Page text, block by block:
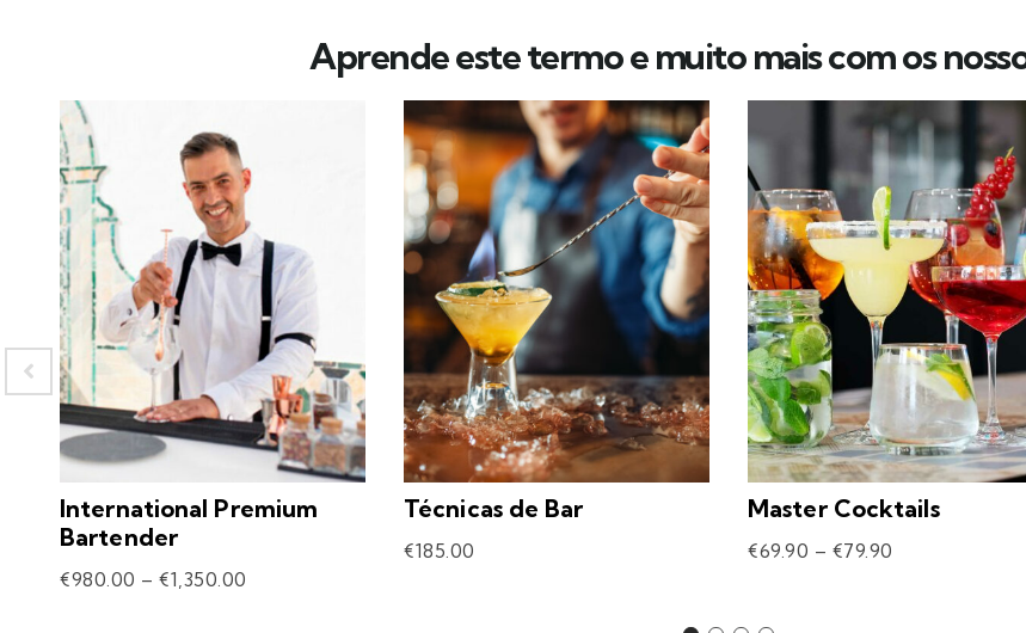
Aprende este termo e muito mais com os
International Premium
Bartender
€980.00 – €1,350.00
Técnicas de Bar
€185.00
Master Cocktails
€69.90 – €79.90